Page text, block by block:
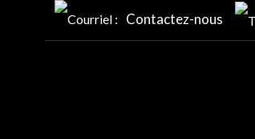
Contactez-nous